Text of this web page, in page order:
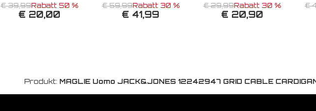
€ 39,99Rabatt 50 %
€ 20,00
€ 59,99Rabatt 30 %
€ 41,99
€ 29,99Rabatt 30 %
€ 20,90
€
Produkt: MAGLIE Uomo JACK&JONES 12242947 GRID CABLE